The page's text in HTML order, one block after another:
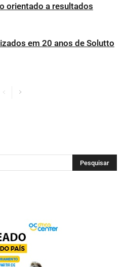
orientado a resultados
em 20 anos de Solutto